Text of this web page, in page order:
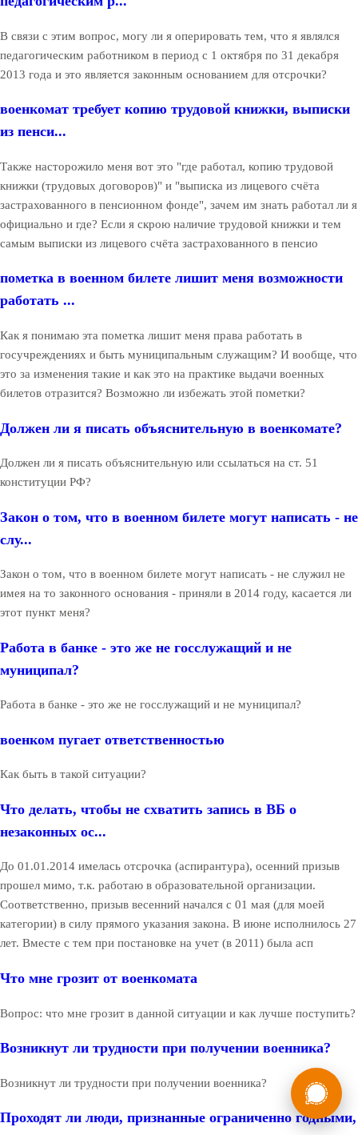
В связи с этим вопрос, могу ли я оперировать тем, что я являлся
педагогическим работником в период с 1 октября по 31 декабря
2013 года и это является законным основанием для отсрочки?
военкомат требует копию трудовой книжки, выписки
из пенси...
Также насторожило меня вот это "где работал, копию трудовой
книжки (трудовых договоров)" и "выписка из лицевого счёта
застрахованного в пенсионном фонде", зачем им знать работал ли я
официально и где? Если я скрою наличие трудовой книжки и тем
самым выписки из лицевого счёта застрахованного в пенсио
пометка в военном билете лишит меня возможности
работать ...
Как я понимаю эта пометка лишит меня права работать в
госучреждениях и быть муниципальным служащим? И вообще, что
это за изменения такие и как это на практике выдачи военных
билетов отразится? Возможно ли избежать этой пометки?
Должен ли я писать объяснительную в военкомате?
Должен ли я писать объяснительную или ссылаться на ст. 51
конституции РФ?
Закон о том, что в военном билете могут написать - не
слу...
Закон о том, что в военном билете могут написать - не служил не
имея на то законного основания - приняли в 2014 году, касается ли
этот пункт меня?
Работа в банке - это же не госслужащий и не
муниципал?
Работа в банке - это же не госслужащий и не муниципал?
военком пугает ответственностью
Как быть в такой ситуации?
Что делать, чтобы не схватить запись в ВБ о
незаконных ос...
До 01.01.2014 имелась отсрочка (аспирантура), осенний призыв
прошел мимо, т.к. работаю в образовательной организации.
Соответственно, призыв весенний начался с 01 мая (для моей
категории) в силу прямого указания закона. В июне исполнилось 27
лет. Вместе с тем при постановке на учет (в 2011) была асп
Что мне грозит от военкомата
Вопрос: что мне грозит в данной ситуации и как лучше поступить?
Возникнут ли трудности при получении военника?
Возникнут ли трудности при получении военника?
Проходят ли люди, признанные ограниченно годными,
консультация